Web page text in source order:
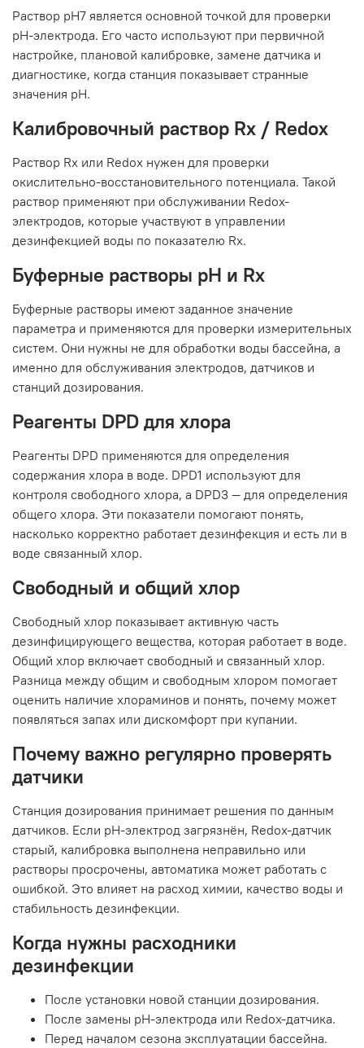
Раствор pH7 является основной точкой для проверки
pH-электрода. Его часто используют при первичной
настройке, плановой калибровке, замене датчика и
диагностике, когда станция показывает странные
значения pH.
Калибровочный раствор Rx / Redox
Раствор Rx или Redox нужен для проверки
окислительно-восстановительного потенциала. Такой
раствор применяют при обслуживании Redox-
электродов, которые участвуют в управлении
дезинфекцией воды по показателю Rx.
Буферные растворы pH и Rx
Буферные растворы имеют заданное значение
параметра и применяются для проверки измерительных
систем. Они нужны не для обработки воды бассейна, а
именно для обслуживания электродов, датчиков и
станций дозирования.
Реагенты DPD для хлора
Реагенты DPD применяются для определения
содержания хлора в воде. DPD1 используют для
контроля свободного хлора, а DPD3 — для определения
общего хлора. Эти показатели помогают понять,
насколько корректно работает дезинфекция и есть ли в
воде связанный хлор.
Свободный и общий хлор
Свободный хлор показывает активную часть
дезинфицирующего вещества, которая работает в воде.
Общий хлор включает свободный и связанный хлор.
Разница между общим и свободным хлором помогает
оценить наличие хлораминов и понять, почему может
появляться запах или дискомфорт при купании.
Почему важно регулярно проверять
датчики
Станция дозирования принимает решения по данным
датчиков. Если pH-электрод загрязнён, Redox-датчик
старый, калибровка выполнена неправильно или
растворы просрочены, автоматика может работать с
ошибкой. Это влияет на расход химии, качество воды и
стабильность дезинфекции.
Когда нужны расходники
дезинфекции
После установки новой станции дозирования.
После замены pH-электрода или Redox-датчика.
Перед началом сезона эксплуатации бассейна.